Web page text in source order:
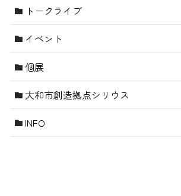
トークライブ
イベント
個展
大和市創造拠点シリウス
INFO